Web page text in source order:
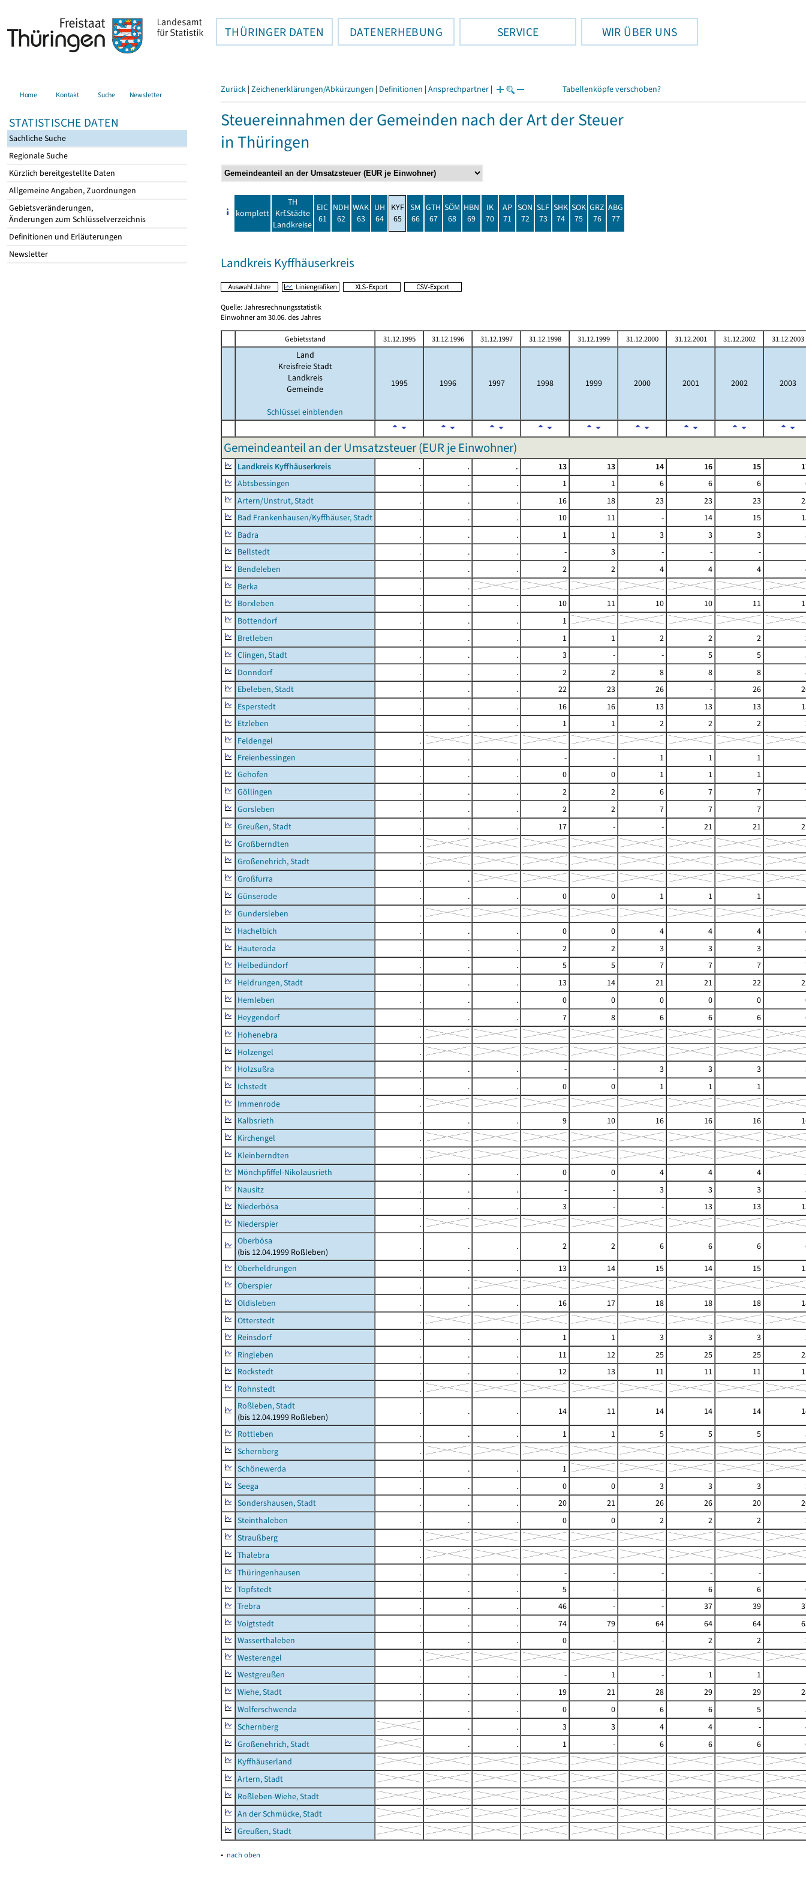
THÜRINGER DATEN DATENERHEBUNG SERVICE WIR ÜBER UNS
Home Kontakt Suche Newsletter
STATISTISCHE DATEN
Sachliche Suche
Regionale Suche
Kürzlich bereitgestellte Daten
Allgemeine Angaben, Zuordnungen
Gebietsveränderungen,
Änderungen zum Schlüsselverzeichnis
Definitionen und Erläuterungen
Newsletter
Zurück | Zeichenerklärungen/Abkürzungen | Definitionen | Ansprechpartner | Tabellenköpfe verschoben?
Steuereinnahmen der Gemeinden nach der Art der Steuer
in Thüringen
komplett
TH
Krf.Städte
Landkreise
EIC
61
NDH
62
WAK
63
UH
64
KYF
65
SM
66
GTH
67
SÖM
68
HBN
69
IK
70
AP
71
SON
72
SLF
73
SHK
74
SOK
75
GRZ
76
ABG
77
Landkreis Kyffhäuserkreis
Quelle: Jahresrechnungsstatistik
Einwohner am 30.06. des Jahres
Gebietsstand 31.12.1995 31.12.1996 31.12.1997 31.12.1998 31.12.1999 31.12.2000 31.12.2001 31.12.2002 31.12.2003
Land
Kreisfreie Stadt
Landkreis
Gemeinde
Schlüssel einblenden
1995 1996 1997 1998 1999 2000 2001 2002 2003
Gemeindeanteil an der Umsatzsteuer (EUR je Einwohner)
Landkreis Kyffhäuserkreis . . . 13 13 14 16 15
Abtsbessingen
. . . 1 1 6 6 6
Artern/Unstrut, Stadt
. . . 16 18 23 23 23
Bad Frankenhausen/Kyffhäuser, Stadt
. . . 10 11 - 14 15
Badra
. . . 1 1 3 3 3
Bellstedt
. . . - 3 - -
-
Bendeleben
. . . 2 2 4 4 4
Berka
.
.
Borxleben
. . . 10 11 10 10 11
Bottendorf
. . .
1
Bretleben
. . . 1 1 2 2 2
Clingen, Stadt
. . . 3 - - 5 5
Donndorf
. . . 2 2 8 8 8
Ebeleben, Stadt
. . . 22 23 26 - 26
Esperstedt
. . . 16 16 13 13 13
Etzleben
. . . 1 1 2 2 2
Feldengel
.
Freienbessingen
. . . - - 1 1 1
Gehofen
. . . 0 0 1 1 1
Göllingen
. . . 2 2 6 7 7
Gorsleben
. . . 2 2 7 7 7
Greußen, Stadt
. . . 17 - - 21 21
Großberndten
.
Großenehrich, Stadt
.
Großfurra
.
.
Günserode
. . . 0 0 1 1 1
Gundersleben
.
Hachelbich
. . . 0 0 4 4 4
Hauteroda
. . . 2 2 3 3 3
Helbedündorf
. . . 5 5 7 7 7
Heldrungen, Stadt
. . . 13 14 21 21 22
Hemleben
. . . 0 0 0 0 0
Heygendorf
. . . 7 8 6 6 6
Hohenebra
.
Holzengel
.
Holzsußra
. . . - - 3 3 3
Ichstedt
. . . 0 0 1 1 1
Immenrode
.
Kalbsrieth
. . . 9 10 16 16 16
Kirchengel
.
Kleinberndten
.
Mönchpfiffel-Nikolausrieth
. . . 0 0 4 4 4
Nausitz
. . . - - 3 3 3
Niederbösa
. . . 3 - - 13 13
Niederspier
.
Oberbösa
(bis 12.04.1999 Roßleben)
. . . 2 2 6 6 6
Oberheldrungen
. . . 13 14 15 14 15
Oberspier
.
.
Oldisleben
. . . 16 17 18 18 18
Otterstedt
.
Reinsdorf
. . . 1 1 3 3 3
Ringleben
. . . 11 12 25 25 25
Rockstedt
. . . 12 13 11 11 11
Rohnstedt
.
Roßleben, Stadt
(bis 12.04.1999 Roßleben)
. . . 14 11 14 14 14
Rottleben
. . . 1 1 5 5 5
Schernberg
.
Schönewerda
. . .
1
Seega
. . . 0 0 3 3 3
Sondershausen, Stadt
. . . 20 21 26 26 20
Steinthaleben
. . . 0 0 2 2 2
Straußberg
.
Thalebra
.
Thüringenhausen
. . . - - - -
-
Topfstedt
. . . 5 - - 6 6
Trebra
. . . 46 - - 37 39
Voigtstedt
. . . 74 79 64 64 64
Wasserthaleben
. . . 0 - - 2 2
Westerengel
.
Westgreußen
. . . - 1 - 1 1
Wiehe, Stadt
. . . 19 21 28 29 29
Wolferschwenda
. . . 0 0 6 6 5
Schernberg
. . 3 3 4 4 -
Großenehrich, Stadt
. . 1 - 6 6 6
Kyffhäuserland
Artern, Stadt
Roßleben-Wiehe, Stadt
An der Schmücke, Stadt
Greußen, Stadt
▴ nach oben